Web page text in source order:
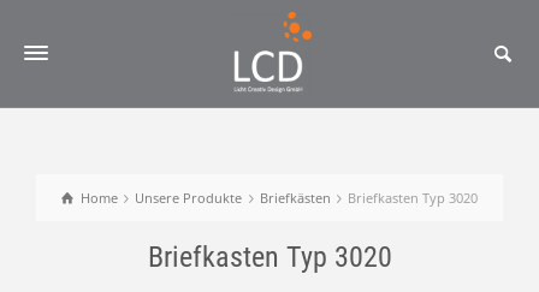
Home Unsere Produkte Briefkästen Briefkasten Typ 3020
Briefkasten Typ 3020